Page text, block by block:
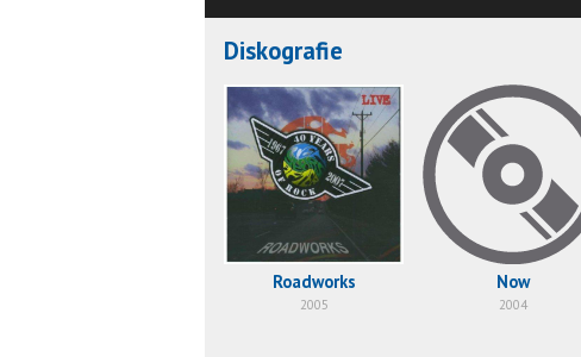
Diskografie
Roadworks
2005
Now
2004